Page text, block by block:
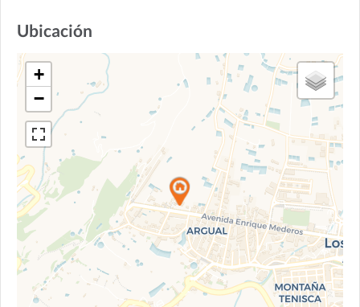
Ubicación
+
−